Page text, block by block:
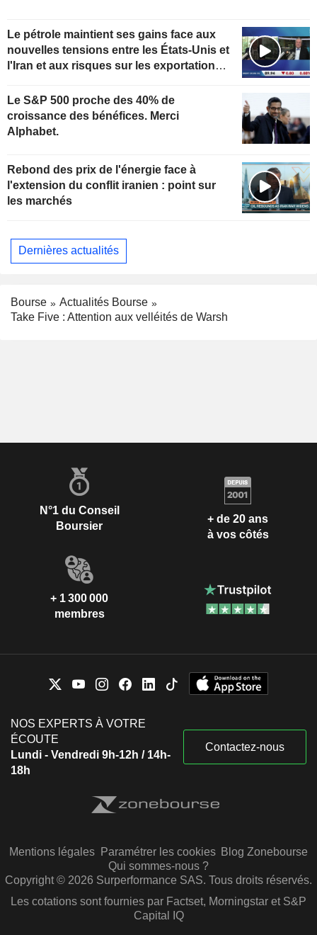
Le pétrole maintient ses gains face aux
nouvelles tensions entre les États-Unis et
l'Iran et aux risques sur les exportations
Le S&P 500 proche des 40% de
croissance des bénéfices. Merci
Alphabet.
Rebond des prix de l'énergie face à
l'extension du conflit iranien : point sur
les marchés
Dernières actualités
Bourse
Actualités Bourse
Take Five : Attention aux velléités de Warsh
N°1 du Conseil
Boursier
+ de 20 ans
à vos côtés
+ 1 300 000
membres
NOS EXPERTS À VOTRE
ÉCOUTE
Lundi - Vendredi 9h-12h / 14h-
18h
Contactez-nous
Mentions légales Paramétrer les cookies Blog Zonebourse
Qui sommes-nous ?
Copyright © 2026 Surperformance SAS. Tous droits réservés.
Les cotations sont fournies par Factset, Morningstar et S&P
Capital IQ